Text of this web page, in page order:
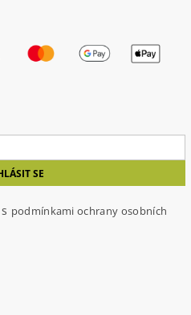
spodmínkami
podmínkami ochrany osobních